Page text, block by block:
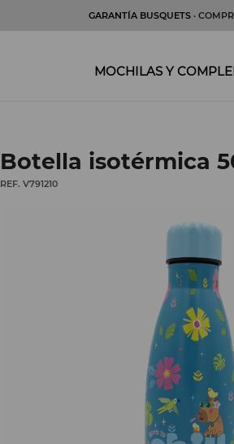
GARANTÍA BUSQUETS ·
MOCHILAS Y
Botella isotérmica
REF. V791210